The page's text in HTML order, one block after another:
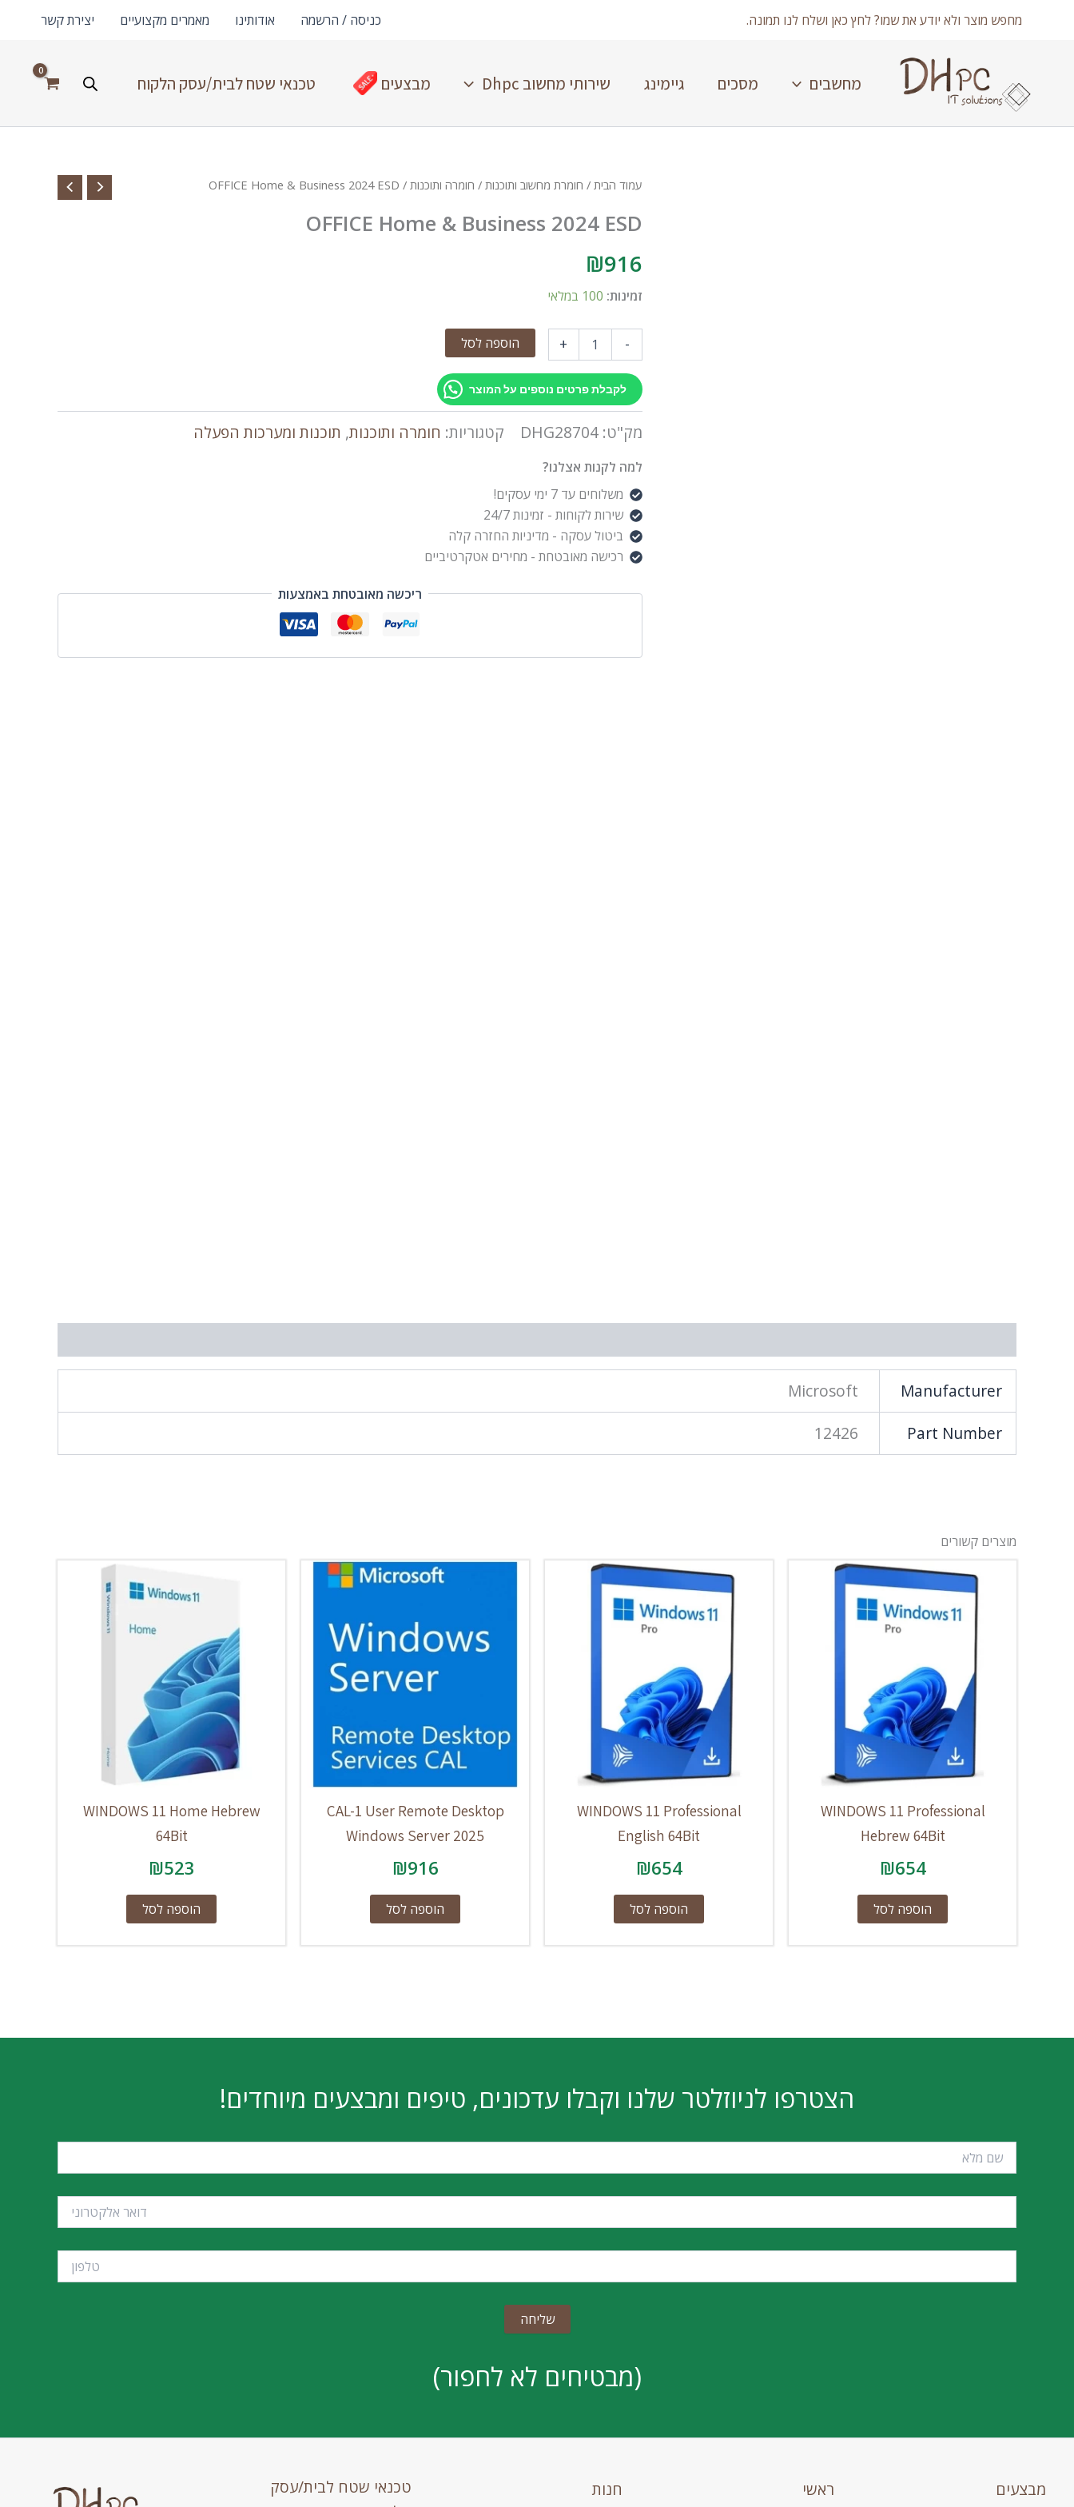
מחפש מוצר ולא יודע את שמו? לחץ כאן ושלח לנו תמונה. כניסה / הרשמה אודותינו מאמרים מקצועיים יצירת קשר
מחשבים מסכים גיימינג שירותי מחשוב Dhpc מבצעים טכנאי שטח לבית/עסק הלקוח
עמוד הבית / חומרת מחשוב ותוכנות / חומרה ותוכנות / OFFICE Home & Business 2024 ESD
OFFICE Home & Business 2024 ESD
₪916
זמינות: 100 במלאי
-
+ הוספה לסל
לקבלת פרטים נוספים על המוצר
מק"ט: DHG28704 קטגוריות: חומרה ותוכנות, תוכנות ומערכות הפעלה
למה לקנות אצלנו?
משלוחים עד 7 ימי עסקים!
שירות לקוחות - זמינות 24/7
ביטול עסקה - מדיניות החזרה קלה
רכישה מאובטחת - מחירים אטקרטיביים
ריכשה מאובטחת באמצעות
Manufacturer
Microsoft
Part Number
12426
מוצרים קשורים
WINDOWS 11 Professional
Hebrew 64Bit
₪654
הוספה לסל
WINDOWS 11 Professional
English 64Bit
₪654
הוספה לסל
CAL-1 User Remote Desktop
Windows Server 2025
₪916
הוספה לסל
WINDOWS 11 Home Hebrew
64Bit
₪523
הוספה לסל
הצטרפו לניוזלטר שלנו וקבלו עדכונים, טיפים ומבצעים מיוחדים!
(מבטיחים לא לחפור)
מבצעים ראשי חנות
טכנאי שטח לבית/עסק